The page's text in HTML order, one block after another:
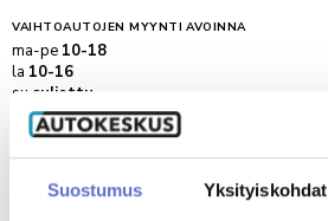
Suostumus Yksityiskohdat
VAIHTOAUTOJEN MYYNTI AVOINNA
ma-pe 10-18
la 10-16
su suljettu
020 506 5173